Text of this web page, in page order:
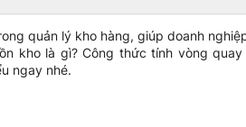
quản lý kho hàng, giúp doanh
kho là gì? Công thức tính vòng
ngay nhé.